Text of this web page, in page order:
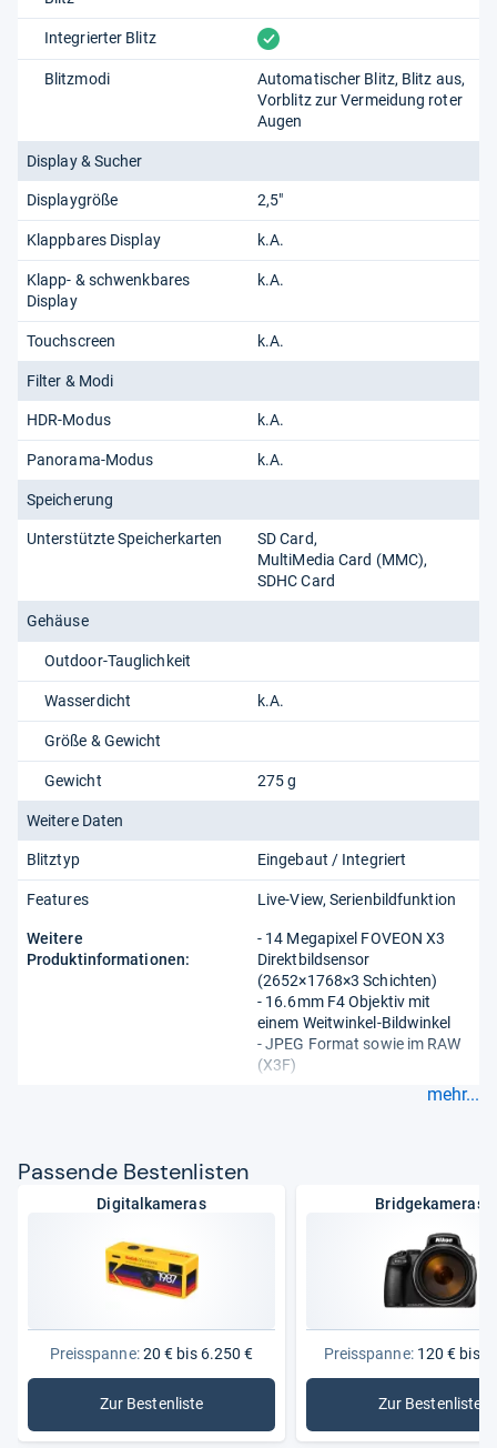
Integrierter Blitz vorhanden
Blitzmodi Automatischer Blitz Blitz aus
Vorblitz zur Vermeidung roter
Augen
Display & Sucher
Displaygröße 2,5"
Klappbares Display k.A.
Klapp- & schwenkbares
Display
k.A.
Touchscreen k.A.
Filter & Modi
HDR-Modus k.A.
Panorama-Modus k.A.
Speicherung
Unterstützte Speicherkarten
SD Card
MultiMedia Card (MMC)
SDHC Card
Gehäuse
Outdoor-Tauglichkeit
Wasserdicht k.A.
Größe & Gewicht
Gewicht 275 g
Weitere Daten
Blitztyp Eingebaut / Integriert
Features Live-View Serienbildfunktion
Weitere
Produktinformationen:
- 14 Megapixel FOVEON X3
Direktbildsensor
(2652×1768×3 Schichten)
- 16.6mm F4 Objektiv mit
einem Weitwinkel-Bildwinkel
- JPEG Format sowie im RAW
(X3F)
mehr...
Pas­sende Bes­ten­lis­ten
Digitalkameras
Preisspanne:20 € bis 6.250 €
Zur Bestenliste: Digitalkameras
Bridgekameras
Preisspanne:120 € bis
Zur Bestenliste
: